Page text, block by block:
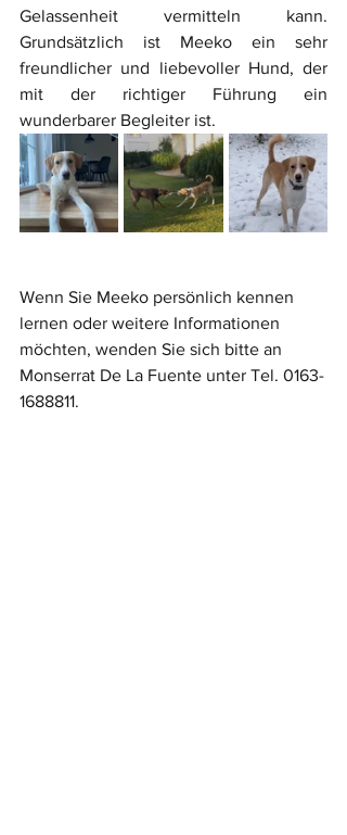
Gelassenheit vermitteln kann.
Grundsätzlich ist Meeko ein sehr
freundlicher und liebevoller Hund, der
mit der richtiger Führung ein
wunderbarer Begleiter ist.
Wenn Sie Meeko persönlich kennen
lernen oder weitere Informationen
möchten, wenden Sie sich bitte an
Monserrat De La Fuente unter Tel. 0163-
1688811.